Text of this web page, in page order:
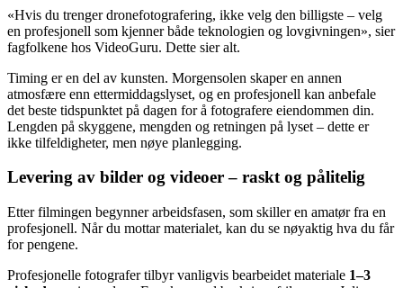
«Hvis du trenger dronefotografering, ikke velg den billigste – velg
en profesjonell som kjenner både teknologien og lovgivningen», sier
fagfolkene hos VideoGuru. Dette sier alt.
Timing er en del av kunsten. Morgensolen skaper en annen
atmosfære enn ettermiddagslyset, og en profesjonell kan anbefale
det beste tidspunktet på dagen for å fotografere eiendommen din.
Lengden på skyggene, mengden og retningen på lyset – dette er
ikke tilfeldigheter, men nøye planlegging.
Levering av bilder og videoer – raskt og pålitelig
Etter filmingen begynner arbeidsfasen, som skiller en amatør fra en
profesjonell. Når du mottar materialet, kan du se nøyaktig hva du får
for pengene.
Profesjonelle fotografer tilbyr vanligvis bearbeidet materiale 1–3